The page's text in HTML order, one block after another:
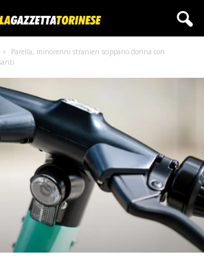
Parella, minorenni stranieri scippano donna con